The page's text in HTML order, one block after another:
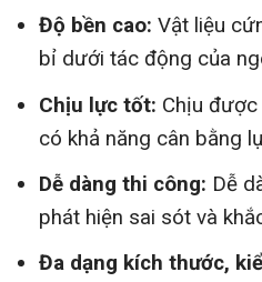
Độ bền cao: Vật liệu
bỉ dưới tác động của
Chịu lực tốt: Chịu
có khả năng cân bằng
Dễ dàng thi công: Dễ
phát hiện sai sót và
Đa dạng kích thước,